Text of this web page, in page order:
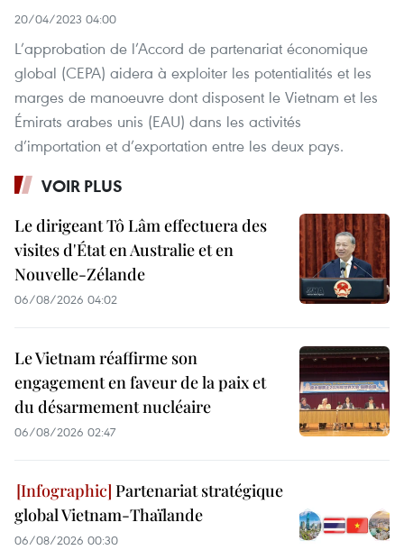
20/04/2023 04:00
L’approbation de l’Accord de partenariat économique
global (CEPA) aidera à exploiter les potentialités et les
marges de manoeuvre dont disposent le Vietnam et les
Émirats arabes unis (EAU) dans les activités
d’importation et d’exportation entre les deux pays.
VOIR PLUS
Le dirigeant Tô Lâm effectuera des
visites d'État en Australie et en
Nouvelle-Zélande
06/08/2026 04:02
Le Vietnam réaffirme son
engagement en faveur de la paix et
du désarmement nucléaire
06/08/2026 02:47
Partenariat stratégique
global Vietnam-Thaïlande
06/08/2026 00:30